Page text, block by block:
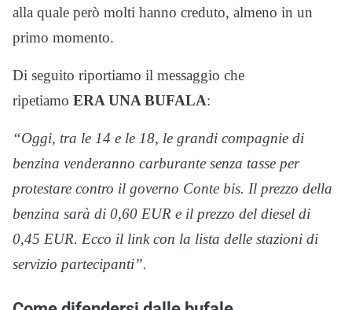
alla quale però molti hanno creduto, almeno in un
primo momento.
Di seguito riportiamo il messaggio che
ripetiamo ERA UNA BUFALA:
“Oggi, tra le 14 e le 18, le grandi compagnie di
benzina venderanno carburante senza tasse per
protestare contro il governo Conte bis. Il prezzo della
benzina sarà di 0,60 EUR e il prezzo del diesel di
0,45 EUR. Ecco il link con la lista delle stazioni di
servizio partecipanti”.